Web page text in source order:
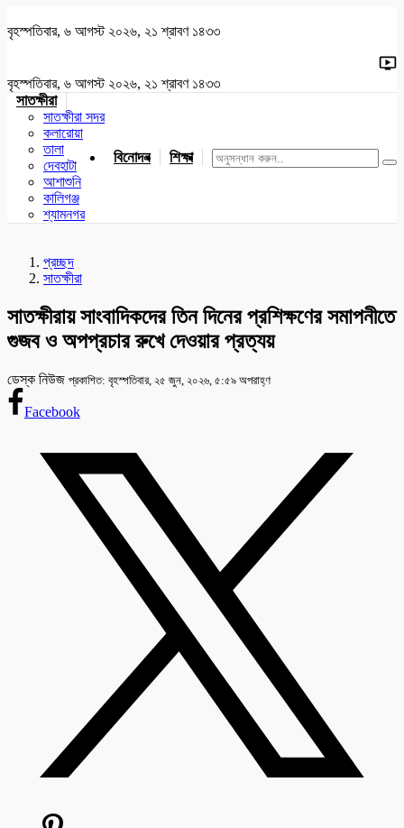
বৃহস্পতিবার, ৬ আগস্ট ২০২৬, ২১ শ্রাবণ ১৪৩৩
বৃহস্পতিবার, ৬ আগস্ট ২০২৬, ২১ শ্রাবণ ১৪৩৩
সাতক্ষীরা
সাতক্ষীরা সদর
কলারোয়া
তালা
দেবহাটা
আশাশুনি
কালিগঞ্জ
শ্যামনগর
বিনোদন শিক্ষা খেলাধুলা জাতীয় যশোর
প্রচ্ছদ
সাতক্ষীরা
সাতক্ষীরায় সাংবাদিকদের তিন দিনের প্রশিক্ষণের সমাপনীতে
গুজব ও অপপ্রচার রুখে দেওয়ার প্রত্যয়
ডেস্ক নিউজ প্রকাশিত: বৃহস্পতিবার, ২৫ জুন, ২০২৬, ৫:৫৯ অপরাহ্ণ
Facebook